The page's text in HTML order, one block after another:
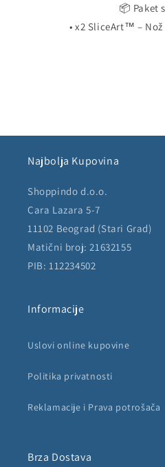
📦 Paket
• x2 SliceArt™ –
Najbolja Kupovina
Shoppindo d.o.o.
Cara Lazara 5-7
11102 Beograd (Stari Grad)
Matični broj: 21632155
PIB: 112234502
Informacije
Uslovi online kupovine
Politika privatnosti
Reklamacije i Prava potrošača
Brza Dostava